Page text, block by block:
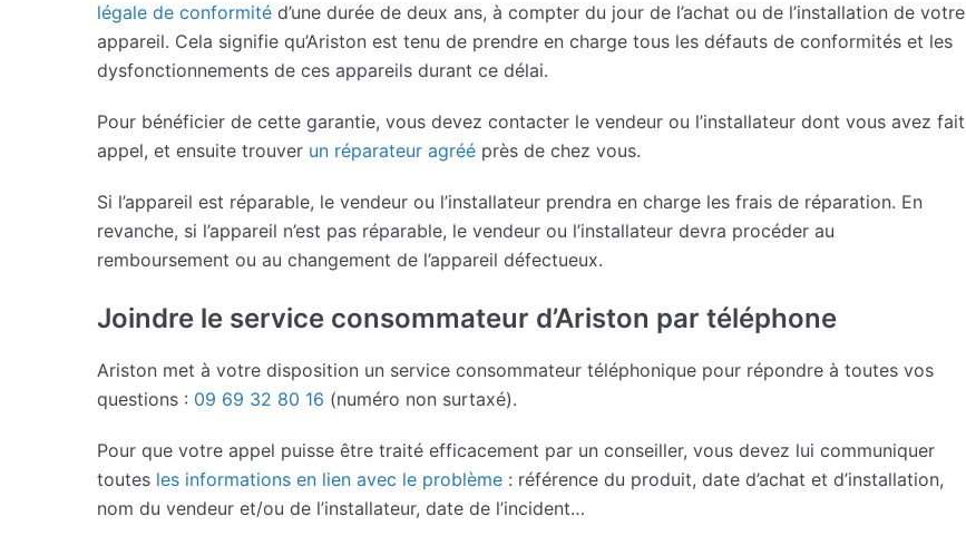
légale de conformité d’une durée de deux ans, à compter du jour de l’achat ou de l’installation de votre
appareil. Cela signifie qu’Ariston est tenu de prendre en charge tous les défauts de conformités et les
dysfonctionnements de ces appareils durant ce délai.
Pour bénéficier de cette garantie, vous devez contacter le vendeur ou l’installateur dont vous avez fait
appel, et ensuite trouver un réparateur agréé près de chez vous.
Si l’appareil est réparable, le vendeur ou l’installateur prendra en charge les frais de réparation. En
revanche, si l’appareil n’est pas réparable, le vendeur ou l’installateur devra procéder au
remboursement ou au changement de l’appareil défectueux.
Joindre le service consommateur d’Ariston par téléphone
Ariston met à votre disposition un service consommateur téléphonique pour répondre à toutes vos
questions : 09 69 32 80 16 (numéro non surtaxé).
Pour que votre appel puisse être traité efficacement par un conseiller, vous devez lui communiquer
toutes les informations en lien avec le problème : référence du produit, date d’achat et d’installation,
nom du vendeur et/ou de l’installateur, date de l’incident…